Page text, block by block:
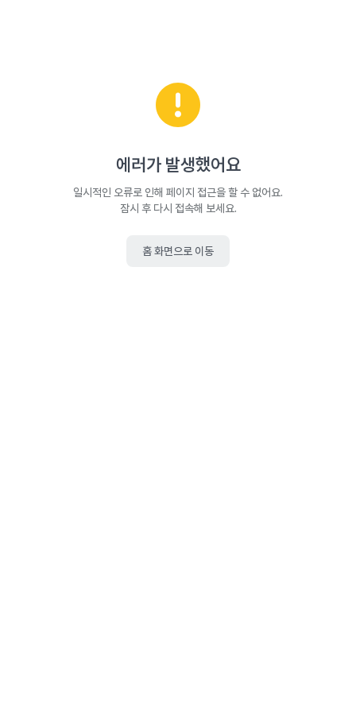
에러가 발생했어요
일시적인 오류로 인해 페이지 접근을 할 수 없어요.
잠시 후 다시 접속해 보세요.
홈 화면으로 이동